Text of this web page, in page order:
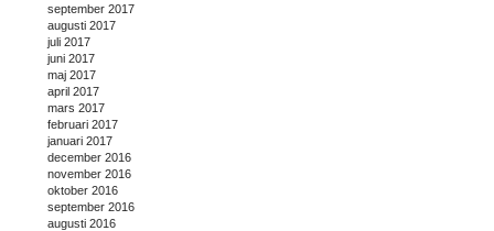
september 2017
augusti 2017
juli 2017
juni 2017
maj 2017
april 2017
mars 2017
februari 2017
januari 2017
december 2016
november 2016
oktober 2016
september 2016
augusti 2016